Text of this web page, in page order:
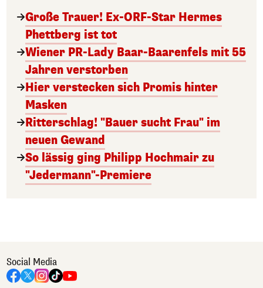
Große Trauer! Ex-ORF-Star Hermes
Phettberg ist tot
Wiener PR-Lady Baar-Baarenfels mit 55
Jahren verstorben
Hier verstecken sich Promis hinter
Masken
Ritterschlag! "Bauer sucht Frau" im
neuen Gewand
So lässig ging Philipp Hochmair zu
"Jedermann"-Premiere
Social Media